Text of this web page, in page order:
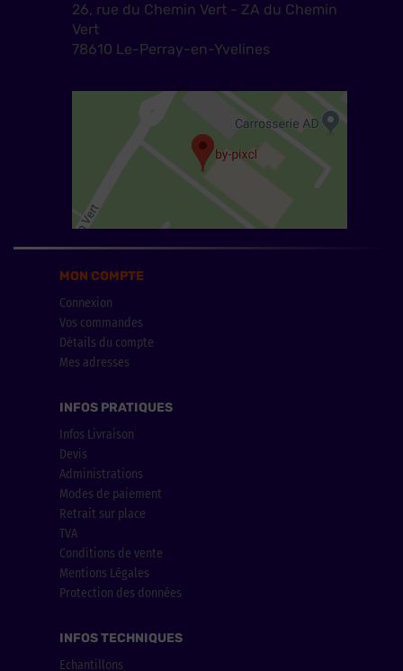
26, rue du Chemin Vert - ZA du Chemin
Vert
78610 Le-Perray-en-Yvelines
MON COMPTE
Connexion
Vos commandes
Détails du compte
Mes adresses
INFOS PRATIQUES
Infos Livraison
Devis
Administrations
Modes de paiement
Retrait sur place
TVA
Conditions de vente
Mentions Légales
Protection des données
INFOS TECHNIQUES
Echantillons